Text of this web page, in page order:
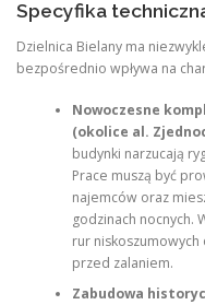
Specyfika
Dzielnica Bielany ma
bezpośrednio wpływa na
Nowoczesne
(okolice al.
budynki narzucają
Prace muszą być
najemców oraz
godzinach nocnych.
rur
przed zalaniem.
Zabudowa